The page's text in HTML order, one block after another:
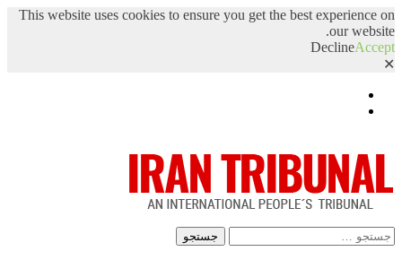
This website uses cookies to ensure you get the best experience on
our website.
DeclineAccept
✕
جستجو